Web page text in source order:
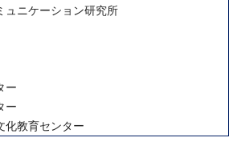
ュニケーション研究所
ー
ー
化教育センター